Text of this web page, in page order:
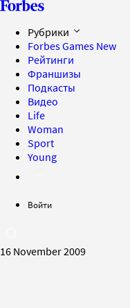
Рубрики
Forbes Games New
Рейтинги
Франшизы
Подкасты
Видео
Life
Woman
Sport
Young
Войти
16 November 2009